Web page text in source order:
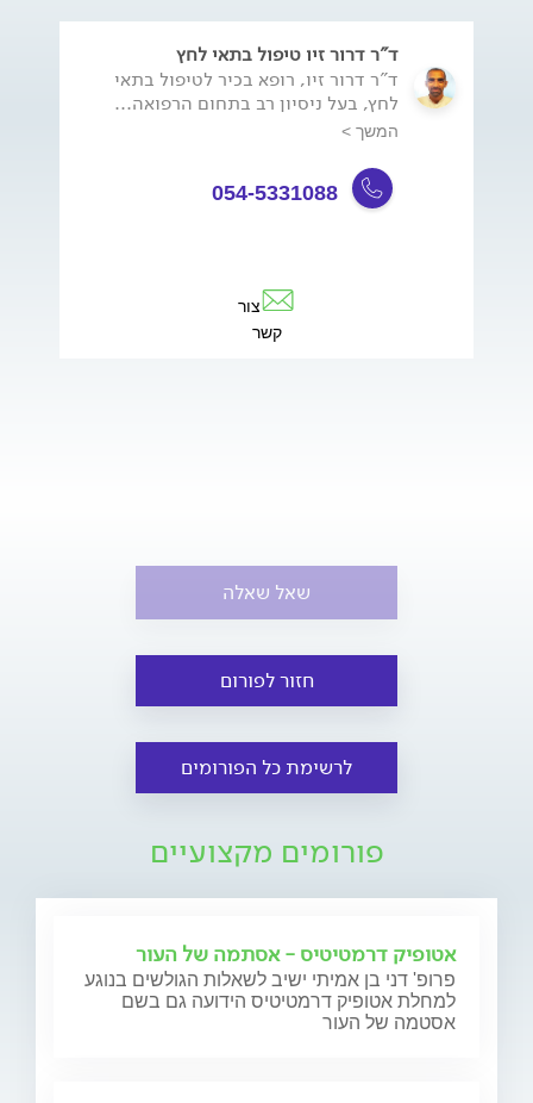
ד"ר דרור זיו טיפול בתאי לחץ
ד"ר דרור זיו, רופא בכיר לטיפול בתאי
לחץ, בעל ניסיון רב בתחום הרפואה...
המשך >
054-5331088
צור
קשר
שאל שאלה
חזור לפורום
לרשימת כל הפורומים
פורומים מקצועיים
אטופיק דרמטיטיס - אסתמה של העור
פרופ' דני בן אמיתי ישיב לשאלות הגולשים בנוגע
למחלת אטופיק דרמטיטיס הידועה גם בשם
אסטמה של העור